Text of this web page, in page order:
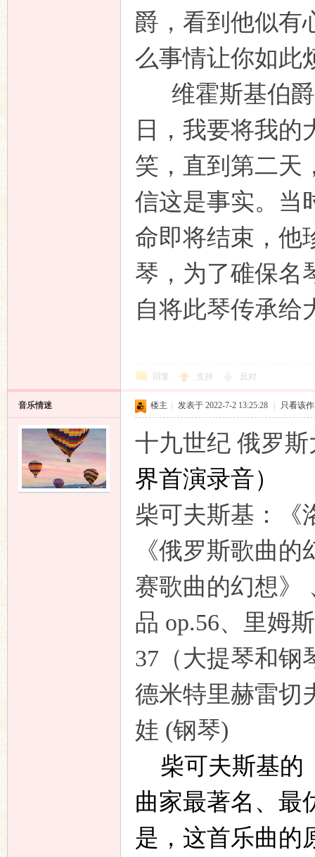
爵，看到他似有
么事情让你如此
维霍斯基伯爵
日，我要将我的
笑，直到第二天
信这是事实。当
命即将结束，他
琴，为了碓保名
自将此琴传承给
回复 支持 反对
音乐情迷 楼主 发表于 2022-7-2 13:25:28 只看该
十九世纪 俄罗
界首演录音）
柴可夫斯基：《
《俄罗斯歌曲
赛歌曲的幻想》
品 op.56、里姆
37（大提琴和钢
德米特里赫雷切
娃 (钢琴)
柴可夫斯基的
曲家最著名、最
是，这首乐曲的